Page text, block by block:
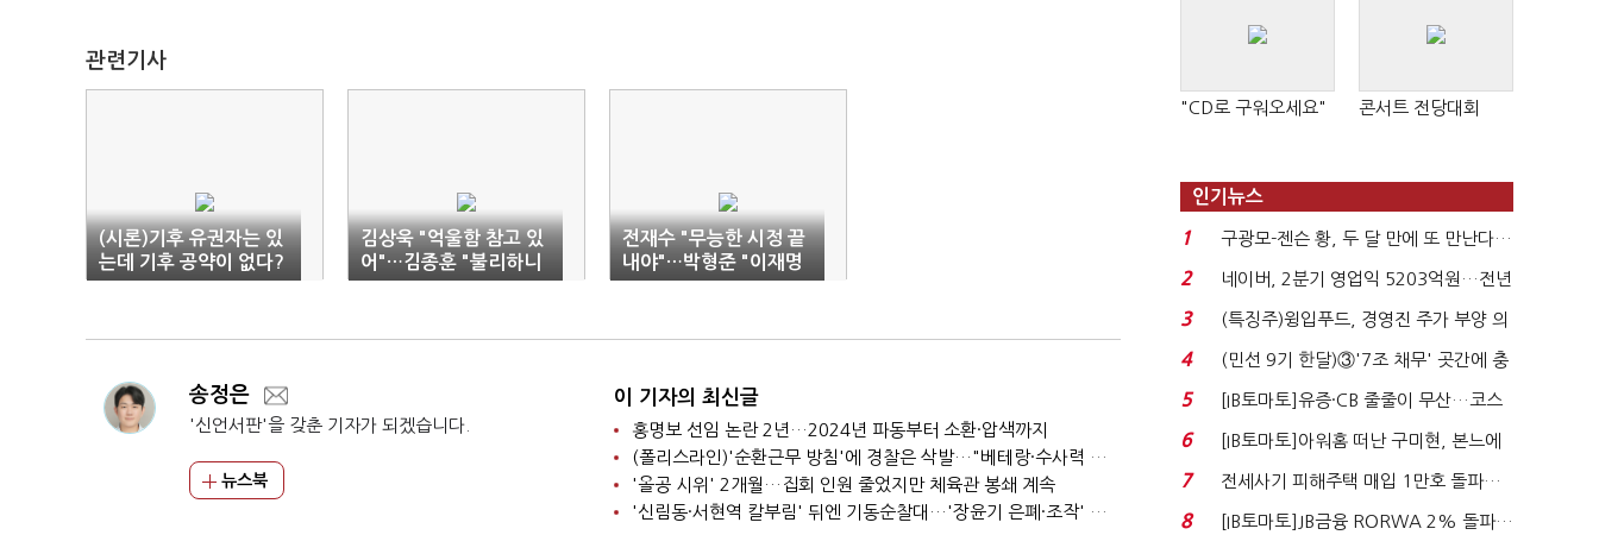
관련기사
(시론)기후 유권자는 있
는데 기후 공약이 없다?
김상욱 "억울함 참고 있
어"…김종훈 "불리하니
중단했나"
전재수 "무능한 시정 끝
내야"…박형준 "이재명
폭주 막아야"
송정은
'신언서판'을 갖춘 기자가 되겠습니다.
뉴스북
이 기자의 최신글
홍명보 선임 논란 2년…2024년 파동부터 소환·압색까지
(폴리스라인)'순환근무 방침'에 경찰은 삭발…"베테랑·수사력 보강 먼저"
'올공 시위' 2개월…집회 인원 줄었지만 체육관 봉쇄 계속
'신림동·서현역 칼부림' 뒤엔 기동순찰대…'장윤기 은폐·조작' 후엔 내부비리수사대
"CD로 구워오세요" 콘서트 전당대회
인기뉴스
1
구광모-젠슨 황, 두 달 만에 또 만난다…
로봇·AI 등 논...
2
네이버, 2분기 영업익 5203억원…전년
비 0.2% 감소...
3
(특징주)윙입푸드, 경영진 주가 부양 의
지에 상한가...
4
(민선 9기 한달)③'7조 채무' 곳간에 충
격…추미애, 20년...
5
[IB토마토]유증·CB 줄줄이 무산…코스
닥 벌점 급증에 ...
6
[IB토마토]아워홈 떠난 구미현, 본느에
340억 베팅…가...
7
전세사기 피해주택 매입 1만호 돌파…
누적 피해자 4만2...
8
[IB토마토]JB금융 RORWA 2% 돌파…